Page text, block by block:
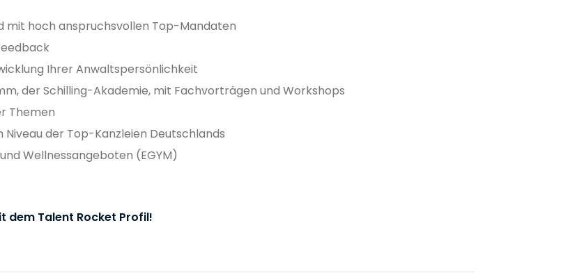
mit hoch anspruchsvollen Top-Mandaten
Ihrer Anwaltspersönlichkeit
der Schilling-Akademie, mit Fachvorträgen und Workshops
Themen
der Top-Kanzleien Deutschlands
Wellnessangeboten (EGYM)
dem Talent Rocket Profil!